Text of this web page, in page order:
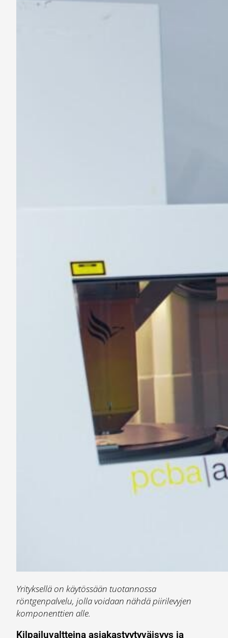
Yrityksellä on käytössään tuotannossa
röntgenpalvelu, jolla voidaan nähdä piirilevyjen
komponenttien alle.
Kilpailuvaltteina asiakastyytyväisyys ja